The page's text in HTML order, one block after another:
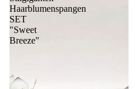
Haarblumenspangen
SET
"Sweet
Breeze"